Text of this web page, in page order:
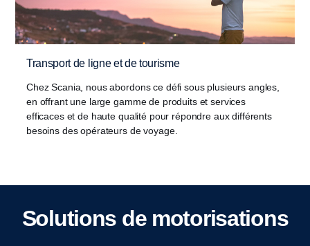
Transport de ligne et de tourisme
Chez Scania, nous abordons ce défi sous plusieurs angles,
en offrant une large gamme de produits et services
efficaces et de haute qualité pour répondre aux différents
besoins des opérateurs de voyage.
Solutions de motorisations